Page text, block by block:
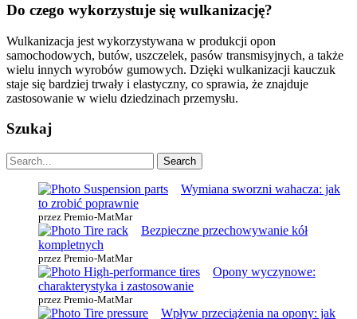
Do czego wykorzystuje się wulkanizację?
Wulkanizacja jest wykorzystywana w produkcji opon
samochodowych, butów, uszczelek, pasów transmisyjnych, a także
wielu innych wyrobów gumowych. Dzięki wulkanizacji kauczuk
staje się bardziej trwały i elastyczny, co sprawia, że znajduje
zastosowanie w wielu dziedzinach przemysłu.
Szukaj
Wymiana sworzni wahacza: jak
to zrobić poprawnie
przez Premio-MatMar
Bezpieczne przechowywanie kół
kompletnych
przez Premio-MatMar
Opony wyczynowe:
charakterystyka i zastosowanie
przez Premio-MatMar
Wpływ przeciążenia na opony: jak